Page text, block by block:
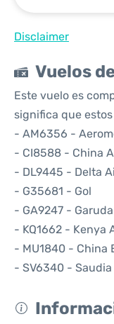
Disclaimer
Vuelos
Este vuelo es
significa que
- AM6356 -
- CI8588 - China
- DL9445 - Delta
- G35681 - Gol
- GA9247 -
- KQ1662 - Kenya
- MU1840 - China
- SV6340 - Saudia